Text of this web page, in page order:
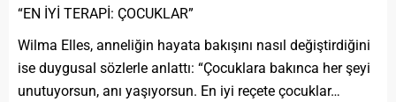
“EN İYİ TERAPİ: ÇOCUKLAR”
Wilma Elles, anneliğin hayata bakışını nasıl değiştirdiğini
ise duygusal sözlerle anlattı: “Çocuklara bakınca her şeyi
unutuyorsun, anı yaşıyorsun. En iyi reçete çocuklar…